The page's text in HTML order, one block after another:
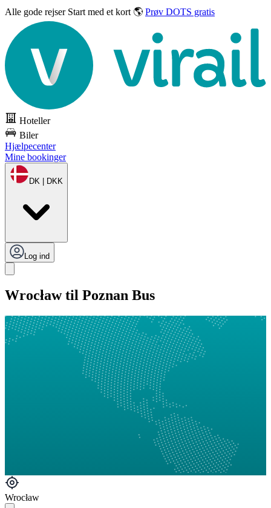
Alle gode rejser Start med et kort 🌎 Prøv DOTS gratis
Hoteller
Biler
Hjælpecenter
Mine bookinger
DK | DKK
Log ind
Wrocław til Poznan Bus
Wrocław